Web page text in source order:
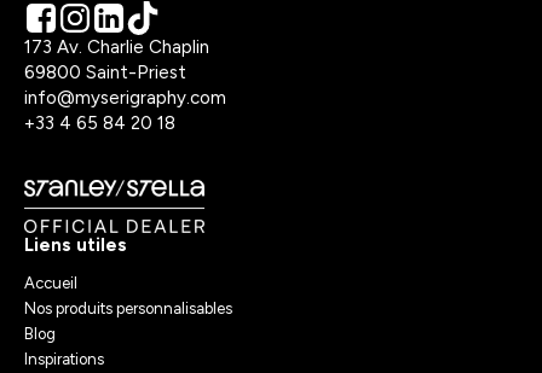
173 Av. Charlie Chaplin
69800 Saint-Priest
info@myserigraphy.com
+33 4 65 84 20 18
Liens utiles
Accueil
Nos produits personnalisables
Blog
Inspirations